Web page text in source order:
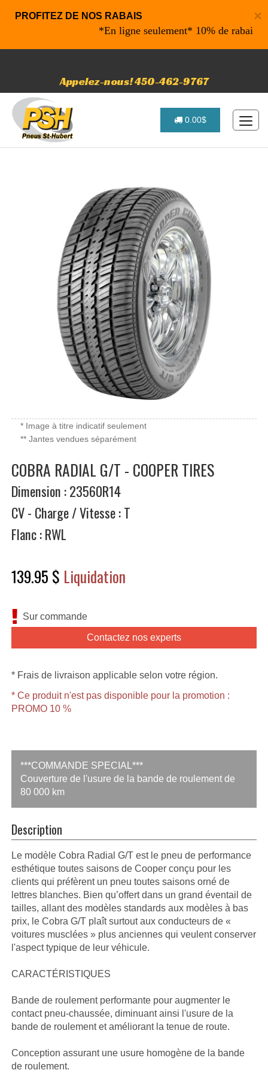
×
PROFITEZ DE NOS RABAIS
*En ligne seulement* 10% de rabais sur
Appelez-nous! 450-462-9767
0.00$
* Image à titre indicatif seulement
** Jantes vendues séparément
COBRA RADIAL G/T - COOPER TIRES
Dimension : 23560R14
CV - Charge / Vitesse : T
Flanc : RWL
139.95 $ Liquidation
Sur commande
Contactez nos experts
* Frais de livraison applicable selon votre région.
* Ce produit n'est pas disponible pour la promotion :
PROMO 10 %
***COMMANDE SPECIAL***
Couverture de l'usure de la bande de roulement de
80 000 km
Description
Le modèle Cobra Radial G/T est le pneu de performance
esthétique toutes saisons de Cooper conçu pour les
clients qui préfèrent un pneu toutes saisons orné de
lettres blanches. Bien qu’offert dans un grand éventail de
tailles, allant des modèles standards aux modèles à bas
prix, le Cobra G/T plaît surtout aux conducteurs de «
voitures musclées » plus anciennes qui veulent conserver
l'aspect typique de leur véhicule.
CARACTÉRISTIQUES
Bande de roulement performante pour augmenter le
contact pneu-chaussée, diminuant ainsi l'usure de la
bande de roulement et améliorant la tenue de route.
Conception assurant une usure homogène de la bande
de roulement.